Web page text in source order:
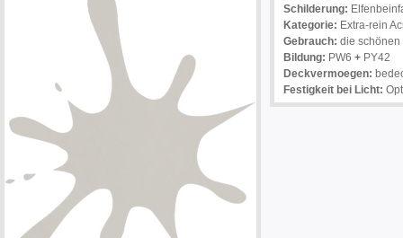
Schilderung:
Kategorie: Extra-rein
Gebrauch: die schönen
Bildung: PW6 + PY42
Deckvermoegen:
Festigkeit bei Licht: